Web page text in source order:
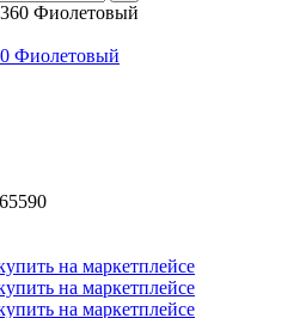
Фиолетовый